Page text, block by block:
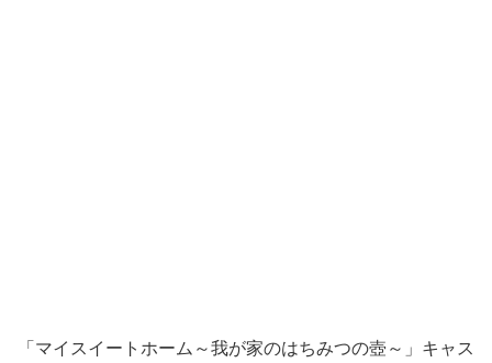
「マイスイートホーム～我が家のはちみつの壺～」キャス